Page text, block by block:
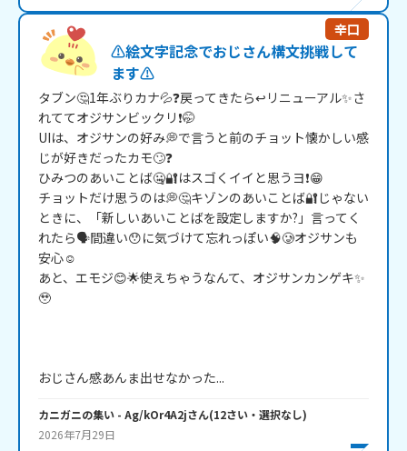
辛口
⚠️絵文字記念でおじさん構文挑戦して
ます⚠️
タブン🤔1年ぶりカナ💦❓戻ってきたら↩リニューアル✨️さ
れててオジサンビックリ❗🤭
UIは、オジサンの好み💭で言うと前のチョット懐かしい感
じが好きだったカモ🙄❓
ひみつのあいことば🤐🔐はスゴくイイと思うヨ❗😁
チョットだけ思うのは💭🤔キゾンのあいことば🔐じゃない
ときに、「新しいあいことばを設定しますか?」言ってく
れたら🗣間違い😯に気づけて忘れっぽい🧠🥲オジサンも
安心☺️
あと、エモジ😊🌟使えちゃうなんて、オジサンカンゲキ✨️
🥹
おじさん感あんま出せなかった...
カニガニの集い - Ag/kOr4A2jさん(12さい・ 選択なし)
2026年7月29日